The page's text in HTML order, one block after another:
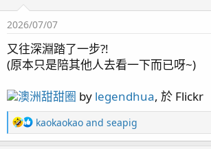
c
t
o
n
：
2026/07/07
又往深淵踏了一步?!
(原本只是陪其他人去看一下而已呀~)
澳洲甜甜圈 by legendhua, 於 Flickr
R
e
kaokaokao and seapig